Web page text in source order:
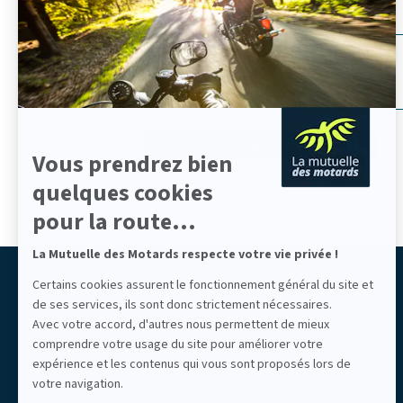
En
savoir
plus
sur
Axeptio
Vous prendrez bien
quelques cookies
pour la route...
La Mutuelle des Motards respecte votre vie privée !
Certains cookies assurent le fonctionnement général du site et
de ses services, ils sont donc strictement nécessaires.
Avec votre accord, d'autres nous permettent de mieux
comprendre votre usage du site pour améliorer votre
expérience et les contenus qui vous sont proposés lors de
votre navigation.
Auvergne-Rhône-Alpes
Centre-Val de Loire
Hauts-de-France
Nouvelle-Aquitaine
Provence-Alpes-Côte d'Azur
Par département
Augny
Bayonne
Brest
Cannes
Chartres
Étampes
Grenoble
La Rochelle
Lille
TOUS LES ÉTABLISSEMENTS
Liberté partagée
LIBERTÉ ASSURÉE
Mutuelle des Motards